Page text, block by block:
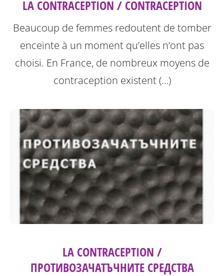
LA CONTRACEPTION / CONTRACEPTION
Beaucoup de femmes redoutent de tomber
enceinte à un moment qu’elles n’ont pas
choisi. En France, de nombreux moyens de
contraception existent (…)
LA CONTRACEPTION /
ПРОТИВОЗАЧАТЪЧНИТЕ СРЕДСТВА